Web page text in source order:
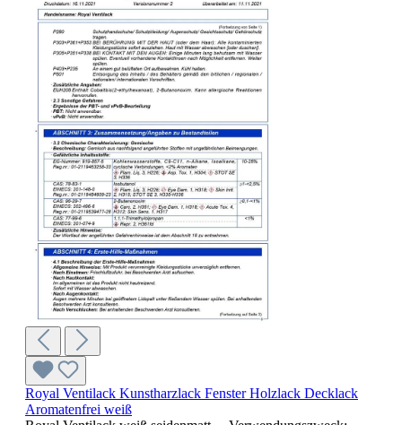
Royal Ventilack Kunstharzlack Fenster Holzlack Decklack
Aromatenfrei weiß